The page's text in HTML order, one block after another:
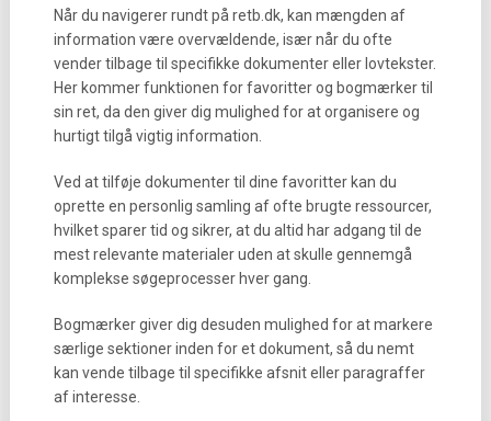
Når du navigerer rundt på retb.dk, kan mængden af
information være overvældende, især når du ofte
vender tilbage til specifikke dokumenter eller lovtekster.
Her kommer funktionen for favoritter og bogmærker til
sin ret, da den giver dig mulighed for at organisere og
hurtigt tilgå vigtig information.
Ved at tilføje dokumenter til dine favoritter kan du
oprette en personlig samling af ofte brugte ressourcer,
hvilket sparer tid og sikrer, at du altid har adgang til de
mest relevante materialer uden at skulle gennemgå
komplekse søgeprocesser hver gang.
Bogmærker giver dig desuden mulighed for at markere
særlige sektioner inden for et dokument, så du nemt
kan vende tilbage til specifikke afsnit eller paragraffer
af interesse.